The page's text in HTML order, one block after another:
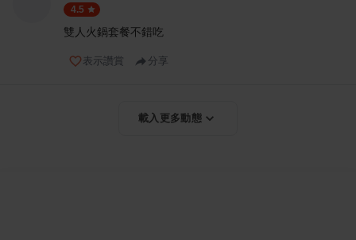
4.5
雙人火鍋套餐不錯吃
表示讚賞 分享
載入更多動態